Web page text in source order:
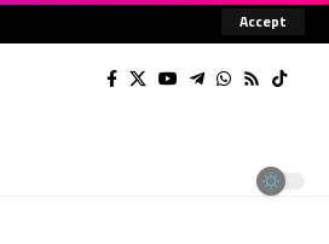
Accept